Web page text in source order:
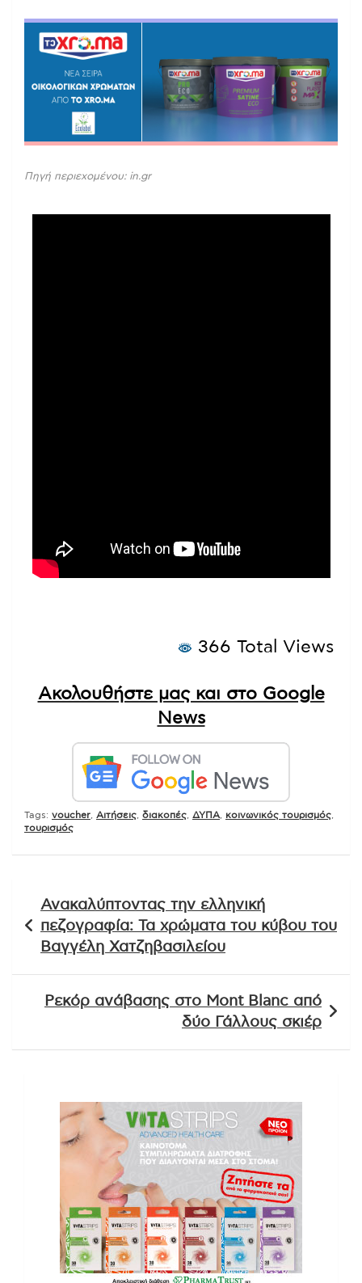
Πηγή περιεχομένου: in.gr
366 Total Views
Ακολουθήστε μας και στο Google
News
Tags: voucher Αιτήσεις διακοπές ΔΥΠΑ κοινωνικός τουρισμός
τουρισμός
άρθρων
Ανακαλύπτοντας την ελληνική
πεζογραφία: Τα χρώματα του κύβου του
Βαγγέλη Χατζηβασιλείου
Ρεκόρ ανάβασης στο Mont Blanc από
δύο Γάλλους σκιέρ